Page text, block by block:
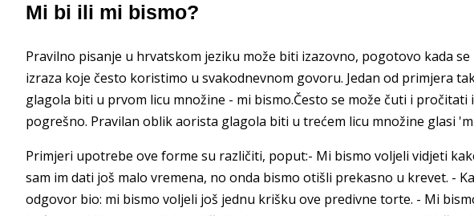
Mi bi ili mi bismo?
Pravilno pisanje u hrvatskom jeziku može biti izazovno, pogotovo kada
izraza koje često koristimo u svakodnevnom govoru. Jedan od primjera
glagola biti u prvom licu množine - mi bismo.Često se može čuti i
pogrešno. Pravilan oblik aorista glagola biti u trećem licu množine glasi
Primjeri upotrebe ove forme su različiti, poput:- Mi bismo voljeli vidjeti
sam im dati još malo vremena, no onda bismo otišli prekasno u krevet. -
odgovor bio: mi bismo voljeli još jednu krišku ove predivne torte. - Mi